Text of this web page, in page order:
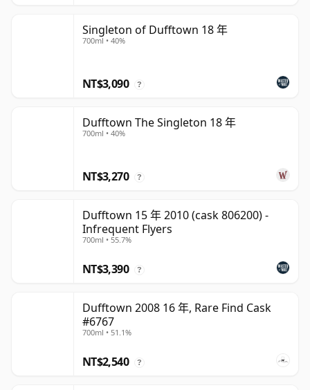
Singleton of Dufftown 18 年
700ml • 40%
NT$3,090 ?
Dufftown The Singleton 18 年
700ml • 40%
NT$3,270 ?
Dufftown 15 年 2010 (cask 806200) -
Infrequent Flyers
700ml • 55.7%
NT$3,390 ?
Dufftown 2008 16 年, Rare Find Cask
#6767
700ml • 51.1%
NT$2,540 ?